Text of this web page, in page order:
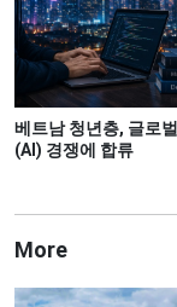
베트남 청년층, 글로
(AI) 경쟁에 합류
More